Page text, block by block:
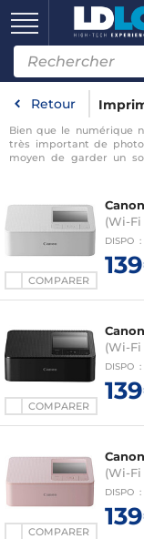
Retour
Bien que le numérique
très important de
moyen de garder un
regarder, plutôt que de
vous aider à conserver
proposons
permettront d'imprimer
COMPARER
(Wi-Fi
DISPO :
COMPARER
(Wi-Fi
DISPO :
COMPARER
(Wi-Fi
DISPO :